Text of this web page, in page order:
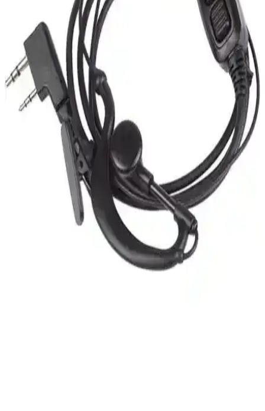
Profesyonel PMR Telsizi İnceleme ve Özellikleri
Worcex LK-66, 15 km mesafe, dayanıklı tasarım ve net ses
kalitesiyle açık alan iletişimi için ideal, ergonomik ve uzun pil
ömrüne sahip profesyonel PMR telsizler hakkında detaylı bilgi.
Baofeng UV Serisi Telsizler İçin Uyumlu Pratik ve
Güvenilir Şarj Cihazı
Baofeng UV serisi telsizlerle uyumlu, dayanıklı ve kullanımı kolay
şarj cihazı, yüksek müşteri memnuniyeti ve pratik tasarımıyla öne
Baofeng 88E Serisi Telsizler: Dayanıklı ve Uzun Pil
Ömrüyle Güvenilir İletişim
Baofeng 88E serisi telsizler, dayanıklı tasarımı, uzun pil ömrü ve 16
kanalıyla hareket halindeyken güvenilir iletişim sağlar. VOX özelliği
ve yüksek ses kalitesiyle çeşitli kullanım alanlarına uygun bir
Baofeng UV-3R Serisi İçin 1500 mAh Orijinal
Batarya Performans ve Özellikleri